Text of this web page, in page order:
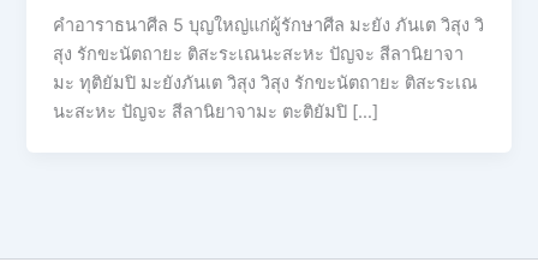
คำอาราธนาศีล 5 บุญใหญ่แก่ผู้รักษาศีล มะยัง ภันเต วิสุง วิ
สุง รักขะนัตถายะ ติสะระเณนะสะหะ ปัญจะ สีลานิยาจา
มะ ทุติยัมปิ มะยังภันเต วิสุง วิสุง รักขะนัตถายะ ติสะระเณ
นะสะหะ ปัญจะ สีลานิยาจามะ ตะติยัมปิ […]